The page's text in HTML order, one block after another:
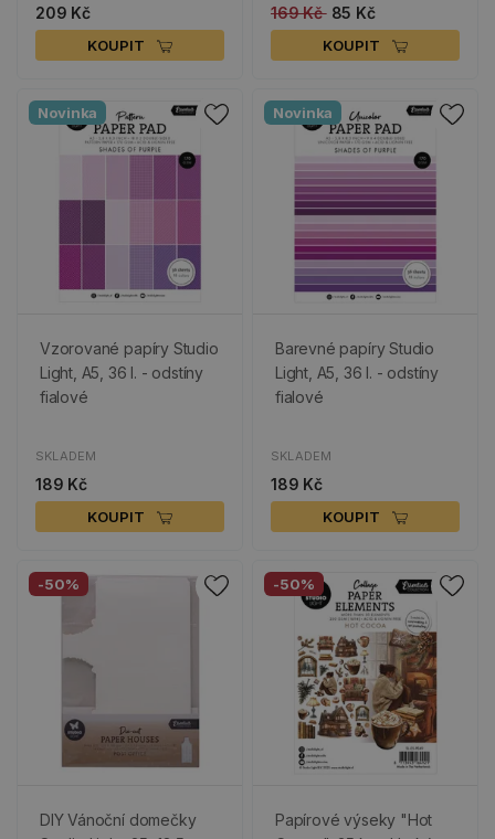
209 Kč
KOUPIT
169 Kč 85 Kč
KOUPIT
Novinka
Vzorované papíry Studio
Light, A5, 36 l. - odstíny
fialové
SKLADEM
189 Kč
KOUPIT
Novinka
Barevné papíry Studio
Light, A5, 36 l. - odstíny
fialové
SKLADEM
189 Kč
KOUPIT
-50%
DIY Vánoční domečky
-50%
Papírové výseky "Hot